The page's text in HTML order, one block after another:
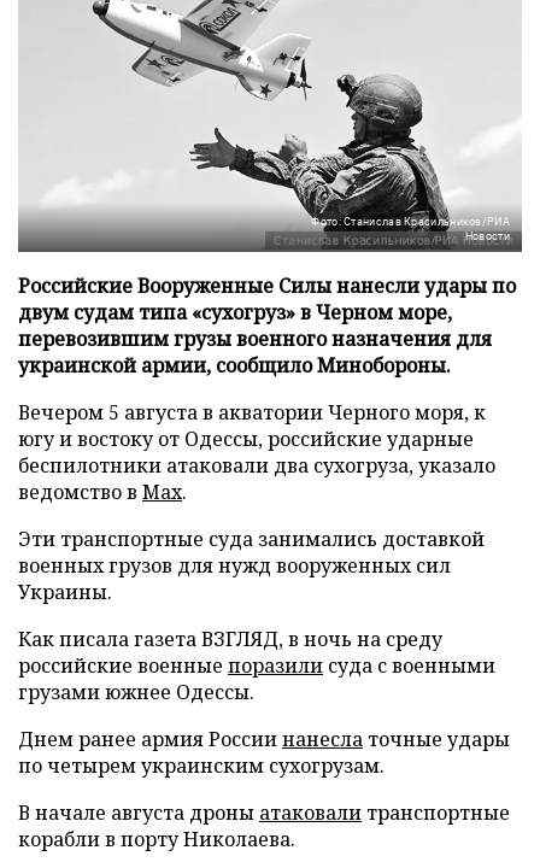
Фото: Станислав Красильников/РИА
Новости
Российские Вооруженные Силы нанесли удары по
двум судам типа «сухогруз» в Черном море,
перевозившим грузы военного назначения для
украинской армии, сообщило Минобороны.
Вечером 5 августа в акватории Черного моря, к
югу и востоку от Одессы, российские ударные
беспилотники атаковали два сухогруза, указало
ведомство в Max.
Эти транспортные суда занимались доставкой
военных грузов для нужд вооруженных сил
Украины.
Как писала газета ВЗГЛЯД, в ночь на среду
российские военные поразили суда с военными
грузами южнее Одессы.
Днем ранее армия Россиинанесла точные удары
по четырем украинским сухогрузам.
В начале августа дроны атаковали транспортные
корабли в порту Николаева.